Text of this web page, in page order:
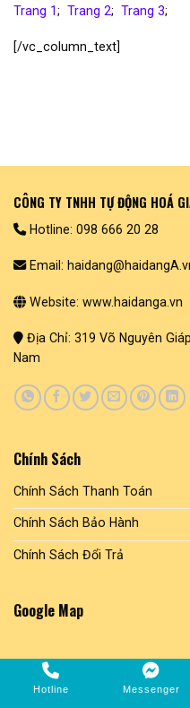
Trang 1; Trang 2; Trang 3;
[/vc_column_text]
CÔNG TY TNHH TỰ ĐỘNG HOÁ
Hotline: 098 666 20 28
Email:
Website: www.haidanga.vn
Địa Chỉ: 319 Võ Nguyên
Nam
Chính Sách
Chính Sách Thanh Toán
Chính Sách Bảo Hành
Chính Sách Đổi Trả
Google Map
Hotline Messenger